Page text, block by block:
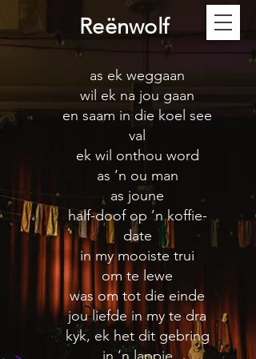
Reënwolf
as ek weggaan
wil ek na jou gaan
en saam in die koel see
val
ek wil onthou word
as ’n ou man
as joune
half-doof op ’n koffie-
date
in my mooiste trui
om te lewe
was om tot die einde
jou liefde in my te dra
kyk, ek het dit gebring